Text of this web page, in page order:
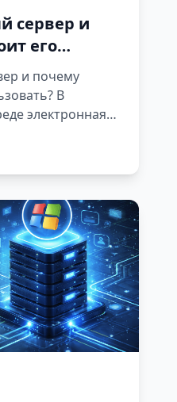
сервер и
его
и почему
В
электронная
ежедневно
предложения,
Технической